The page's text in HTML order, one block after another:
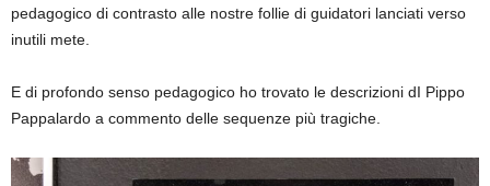
pedagogico di contrasto alle nostre follie di guidatori lanciati verso
inutili mete.
E di profondo senso pedagogico ho trovato le descrizioni dI Pippo
Pappalardo a commento delle sequenze più tragiche.